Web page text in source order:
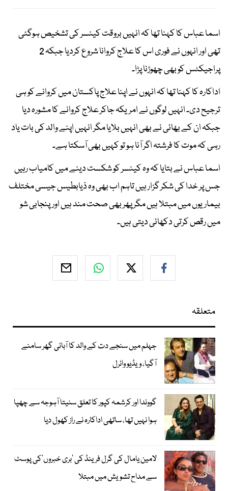
اسما عباس کا کہنا تھا کہ انہیں بروقت کینسر کی تشخیص ہوگئی
تھی اور انہوں نے فوری اس کا علاج کروانا شروع کردیا جبکہ 2
پراجیکٹس کو بھی چھوڑنا پڑا۔
اداکارہ کا کہنا تھا کہ انہوں نے اپنا علاج پاکستان میں کروانے کو ہی
ترجیح دی۔ انہیں لوگوں نے امریکہ جاکر علاج کروانے کا مشورہ دیا
جبکہ ان کے بھائی نے بھی انہیں بلایا مگر انہیں اپنے والد کی بات یاد
رہی کہ موت کا فرشتہ اگر آنا ہو تو کہیں بھی آسکتا ہے۔
اسما عباس نے بتایا کہ وہ کینسر کو شکست دینے میں کامیاب رہیں
جس پر خدا کی شکر گزار ہیں تاہم اب بھی وہ ذیابطیس جیسی مختلف
بیماریوں میں مبتلا ہیں مگر پھر بھی صحت مند ہیں اور پنجابی شو
میں رقص کرتی دکھائی دیتی ہیں۔
متعلقہ
جہلم میں سنجے دت کے والد کا آبائی گھر سامنے
آگیا، ویڈیو وائرل
گووندا اور کرشمہ کپور کا تعلق سنیتا آہوجہ سے چھپا
ہوا نہیں تھا، ساتھی اداکارہ نے راز کھول دیا
لامین یامال کی گرل فرینڈ کی ’بری خبروں‘کی پوسٹ
سے مداح تشویش میں مبتلا